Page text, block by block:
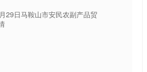
29日马鞍山市安民农副产品贸